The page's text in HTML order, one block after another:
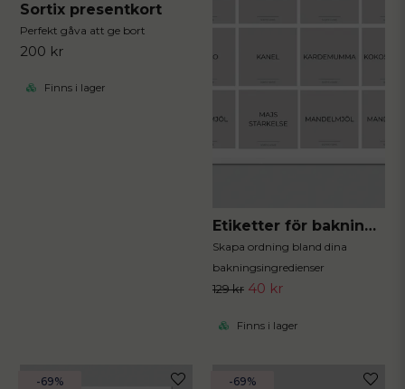
Sortix presentkort
Perfekt gåva att ge bort
200 kr
Finns i lager
Etiketter för bakning 40st 5x5 cm
Skapa ordning bland dina
bakningsingredienser
129 kr 40 kr
Finns i lager
-69% -69%